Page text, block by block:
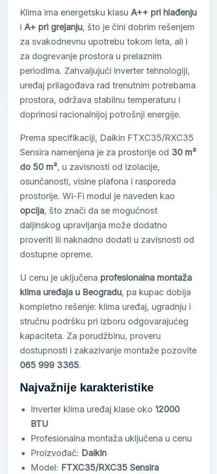
Klima ima energetsku klasu A++ pri hlađenju
i A+ pri grejanju, što je čini dobrim rešenjem
za svakodnevnu upotrebu tokom leta, ali i
za dogrevanje prostora u prelaznim
periodima. Zahvaljujući inverter tehnologiji,
uređaj prilagođava rad trenutnim potrebama
prostora, održava stabilnu temperaturu i
doprinosi racionalnijoj potrošnji energije.
Prema specifikaciji, Daikin FTXC35/RXC35
Sensira namenjena je za prostorije od 30 m²
do 50 m², u zavisnosti od izolacije,
osunčanosti, visine plafona i rasporeda
prostorije. Wi-Fi modul je naveden kao
opcija, što znači da se mogućnost
daljinskog upravljanja može dodatno
proveriti ili naknadno dodati u zavisnosti od
dostupne opreme.
U cenu je uključena profesionalna montaža
klima uređaja u Beogradu, pa kupac dobija
kompletno rešenje: klima uređaj, ugradnju i
stručnu podršku pri izboru odgovarajućeg
kapaciteta. Za porudžbinu, proveru
dostupnosti i zakazivanje montaže pozovite
065 999 3365.
Najvažnije karakteristike
Inverter klima uređaj klase oko 12000
BTU
Profesionalna montaža uključena u cenu
Proizvođač: Daikin
Model: FTXC35/RXC35 Sensira